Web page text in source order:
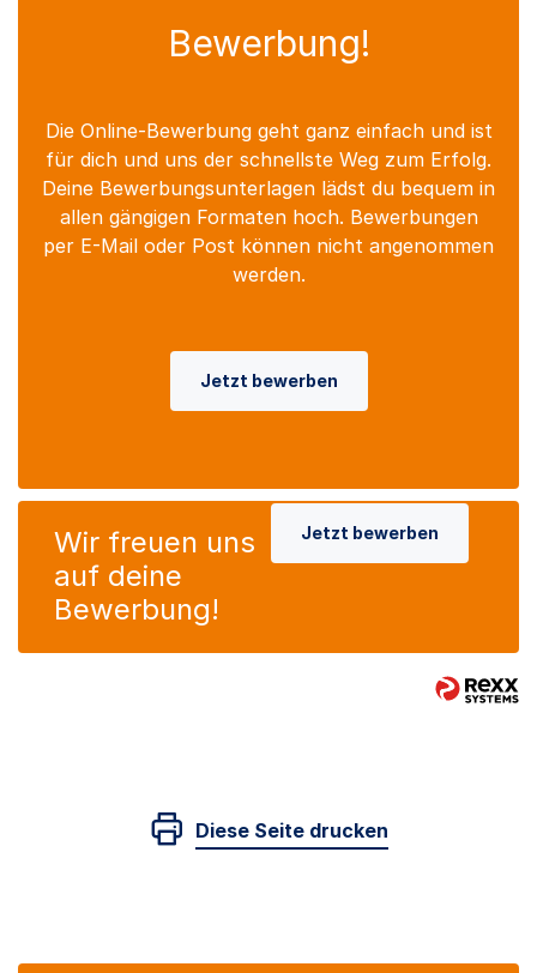
Bewerbung!
Die Online-Bewerbung geht ganz einfach und ist
für dich und uns der schnellste Weg zum Erfolg.
Deine Bewerbungsunterlagen lädst du bequem in
allen gängigen Formaten hoch. Bewerbungen
per E-Mail oder Post können nicht angenommen
werden.
Jetzt bewerben
Wir freuen uns
auf deine
Bewerbung!
Jetzt bewerben
Diese Seite drucken